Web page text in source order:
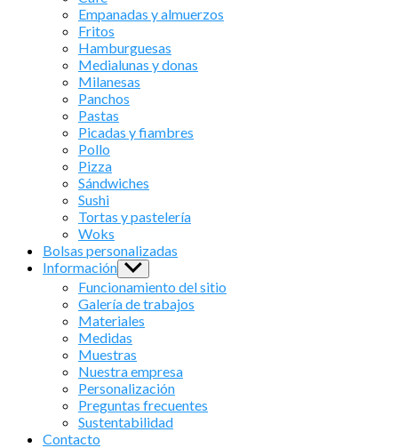
Empanadas y almuerzos
Fritos
Hamburguesas
Medialunas y donas
Milanesas
Panchos
Pastas
Picadas y fiambres
Pollo
Pizza
Sándwiches
Sushi
Tortas y pastelería
Woks
Bolsas personalizadas
Información Show
sub
menu
Funcionamiento del sitio
Galería de trabajos
Materiales
Medidas
Muestras
Nuestra empresa
Personalización
Preguntas frecuentes
Sustentabilidad
Contacto